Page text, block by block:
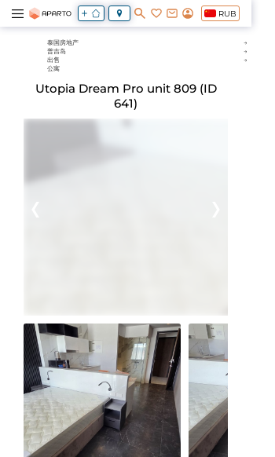
RUB
泰国房地产
普吉岛
出售
公寓
Utopia Dream Pro unit 809 (ID
641)